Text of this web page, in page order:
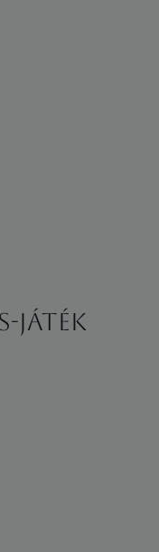
játék